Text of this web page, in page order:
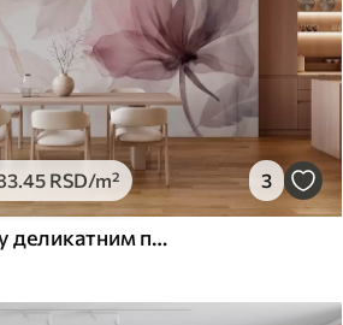
.45 RSD/m² 3
Ефемерно цвеће у деликатним пастелним бојама